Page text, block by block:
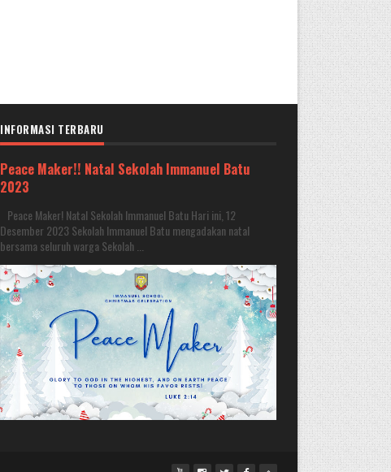
INFORMASI TERBARU
Peace Maker!! Natal Sekolah Immanuel Batu
2023
Peace Maker! Natal Sekolah Immanuel Batu Hari ini, 12
Desember 2023 Sekolah Immanuel Batu mengadakan natal
bersama seluruh warga Sekolah ...